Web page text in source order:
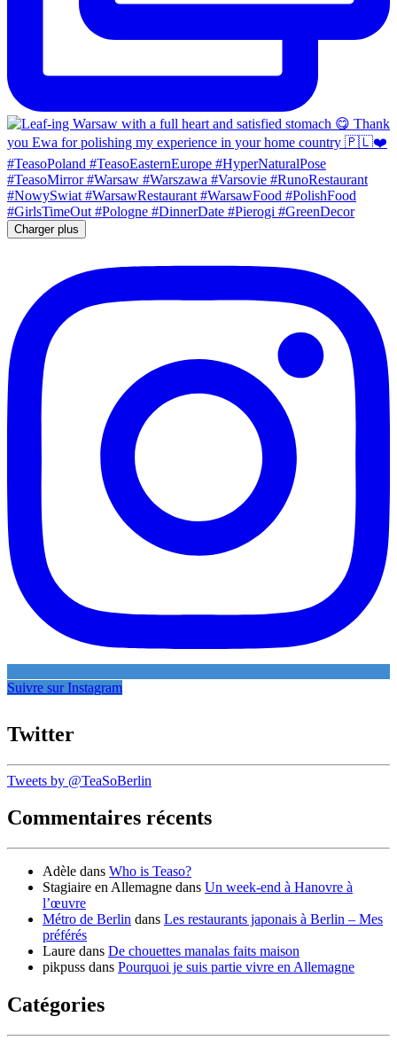
Charger plus
Suivre sur Instagram
Twitter
Tweets by @TeaSoBerlin
Commentaires récents
Adèle dans Who is Teaso?
Stagiaire en Allemagne dans Un week-end à Hanovre à
l’œuvre
Métro de Berlin dans Les restaurants japonais à Berlin – Mes
préférés
Laure dans De chouettes manalas faits maison
pikpuss dans Pourquoi je suis partie vivre en Allemagne
Catégories